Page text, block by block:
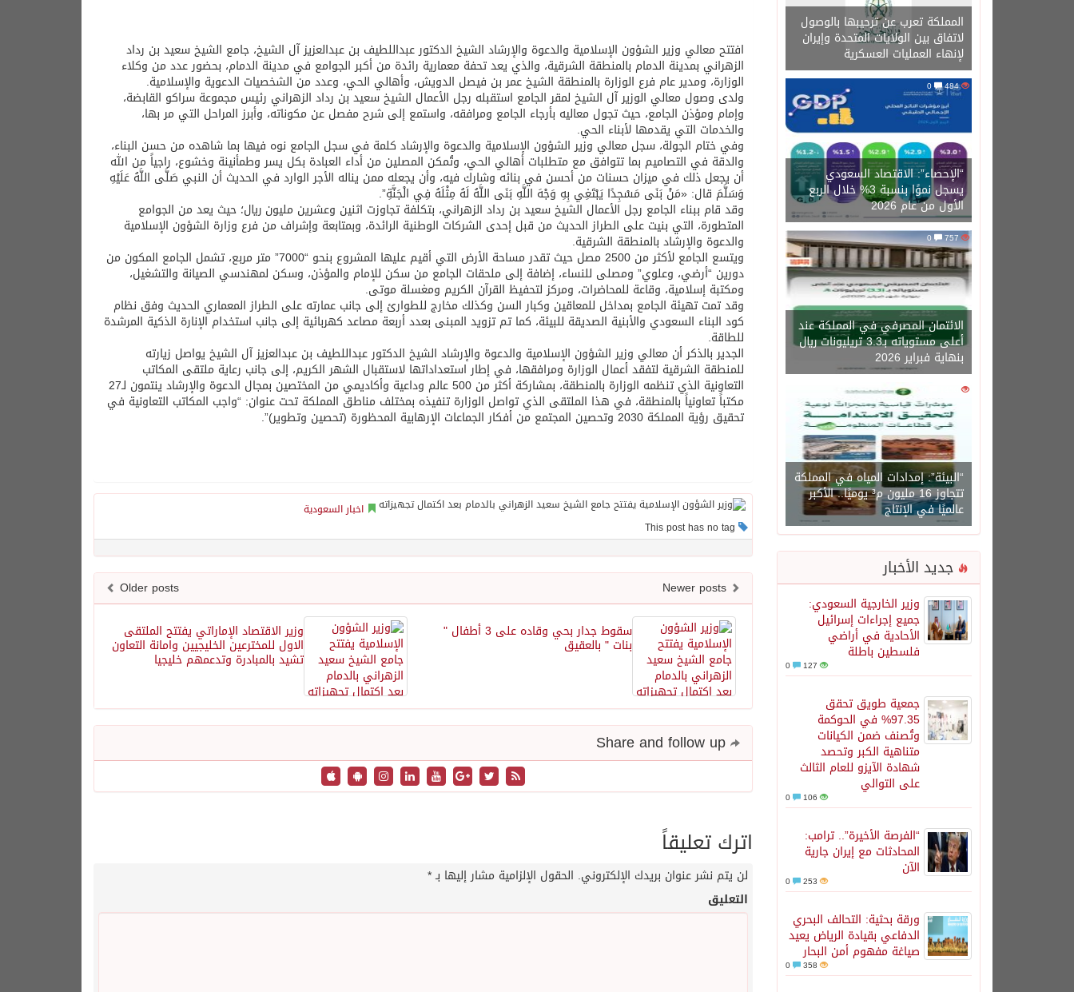
المملكة تعرب عن ترحيبها بالوصول
لاتفاق بين الولايات المتحدة وإيران
لإنهاء العمليات العسكرية
484
“الإحصاء”: الاقتصاد السعودي
يسجل نموًا بنسبة 3% خلال الربع
الأول من عام 2026
757
0
الائتمان المصرفي في المملكة عند
أعلى مستوياته بـ3.3 تريليونات ريال
بنهاية فبراير 2026
1450
“البيئة”: إمدادات المياه في المملكة
تتجاوز 16 مليون م³ يوميًا.. الأكبر
عالميًا في الإنتاج
جديد الأخبار
وزير الخارجية السعودي:
جميع إجراءات إسرائيل
الأحادية في أراضي
فلسطين باطلة
127
جمعية طويق تحقق
97.35% في الحوكمة
وتُصنف ضمن الكيانات
متناهية الكبر وتحصد
شهادة الآيزو للعام الثالث
على التوالي
106
“الفرصة الأخيرة”.. ترامب:
المحادثات مع إيران جارية
الآن
253
ورقة بحثية: التحالف البحري
الدفاعي بقيادة الرياض يعيد
صياغة مفهوم أمن البحار
358
افتتح معالي وزير الشؤون الإسلامية والدعوة والإرشاد الشيخ الدكتور عبداللطيف بن عبدالعزيز آل الشيخ، جامع الشيخ سعيد بن رداد
الزهراني بمدينة الدمام بالمنطقة الشرقية، والذي يعد تحفة معمارية رائدة من أكبر الجوامع في مدينة الدمام، بحضور عدد من وكلاء
الوزارة، ومدير عام فرع الوزارة بالمنطقة الشيخ عمر بن فيصل الدويش، وأهالي الحي، وعدد من الشخصيات الدعوية والإسلامية.
ولدى وصول معالي الوزير آل الشيخ لمقر الجامع استقبله رجل الأعمال الشيخ سعيد بن رداد الزهراني رئيس مجموعة سراكو القابضة،
وإمام ومؤذن الجامع، حيث تجول معاليه بأرجاء الجامع ومرافقه، واستمع إلى شرح مفصل عن مكوناته، وأبرز المراحل التي مر بها،
والخدمات التي يقدمها لأبناء الحي.
وفي ختام الجولة، سجل معالي وزير الشؤون الإسلامية والدعوة والإرشاد كلمة في سجل الجامع نوه فيها بما شاهده من حسن البناء،
والدقة في التصاميم بما تتوافق مع متطلبات أهالي الحي، وتُمكن المصلين من أداء العبادة بكل يسر وطمأنينة وخشوع، راجياً من الله
أن يجعل ذلك في ميزان حسنات من أحسن في بنائه وشارك فيه، وأن يجعله ممن يناله الأجر الوارد في الحديث أن النبي صَلَّى اللَّهُ عَلَيْهِ
وَسَلَّمَ قال: «مَنْ بَنَى مَسْجِدًا يَبْتَغِي بِهِ وَجْهَ اللَّهِ بَنَى اللَّهُ لَهُ مِثْلَهُ فِي الْجَنَّةِ”.
وقد قام ببناء الجامع رجل الأعمال الشيخ سعيد بن رداد الزهراني، بتكلفة تجاوزت اثنين وعشرين مليون ريال؛ حيث يعد من الجوامع
المتطورة، التي بنيت على الطراز الحديث من قبل إحدى الشركات الوطنية الرائدة، وبمتابعة وإشراف من فرع وزارة الشؤون الإسلامية
والدعوة والإرشاد بالمنطقة الشرقية.
ويتسع الجامع لأكثر من 2500 مصل حيث تقدر مساحة الأرض التي أقيم عليها المشروع بنحو “7000” متر مربع، تشمل الجامع المكون من
دورين “أرضي، وعلوي” ومصلى للنساء، إضافة إلى ملحقات الجامع من سكن للإمام والمؤذن، وسكن لمهندسي الصيانة والتشغيل،
ومكتبة إسلامية، وقاعة للمحاضرات، ومركز لتحفيظ القرآن الكريم ومغسلة موتى.
وقد تمت تهيئة الجامع بمداخل للمعاقين وكبار السن وكذلك مخارج للطوارئ إلى جانب عمارته على الطراز المعماري الحديث وفق نظام
كود البناء السعودي والأبنية الصديقة للبيئة، كما تم تزويد المبنى بعدد أربعة مصاعد كهربائية إلى جانب استخدام الإنارة الذكية المرشدة
للطاقة.
الجدير بالذكر أن معالي وزير الشؤون الإسلامية والدعوة والإرشاد الشيخ الدكتور عبداللطيف بن عبدالعزيز آل الشيخ يواصل زيارته
للمنطقة الشرقية لتفقد أعمال الوزارة ومرافقها، في إطار استعداداتها لاستقبال الشهر الكريم، إلى جانب رعاية ملتقى المكاتب
التعاونية الذي تنظمه الوزارة بالمنطقة، بمشاركة أكثر من 500 عالم وداعية وأكاديمي من المختصين بمجال الدعوة والإرشاد ينتمون لـ27
مكتباً تعاونياً بالمنطقة، في هذا الملتقى الذي تواصل الوزارة تنفيذه بمختلف مناطق المملكة تحت عنوان: “واجب المكاتب التعاونية في
تحقيق رؤية المملكة 2030 وتحصين المجتمع من أفكار الجماعات الإرهابية المحظورة (تحصين وتطوير)”.
اخبار السعودية
Older posts
وزير الاقتصاد الإماراتي يفتتح الملتقى
الاول للمخترعين الخليجيين وامانة التعاون
تشيد بالمبادرة وتدعمهم خليجيا
سقوط جدار بحي وقاده على 3 أطفال "
بنات " بالعقيق
اترك تعليقاً
لن يتم نشر عنوان بريدك الإلكتروني. الحقول الإلزامية مشار إليها بـ*
التعليق